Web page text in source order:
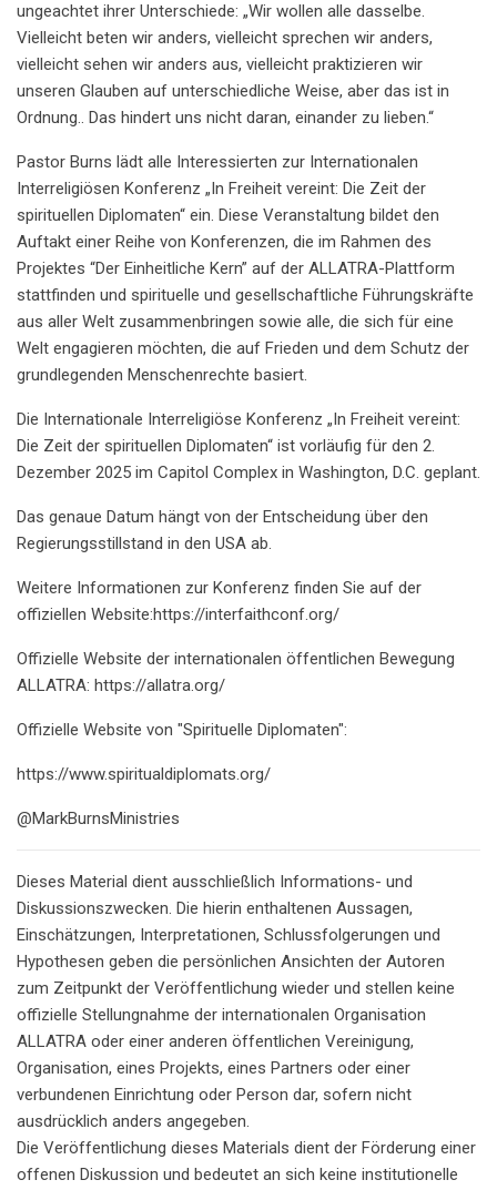
ungeachtet ihrer Unterschiede: „Wir wollen alle dasselbe.
Vielleicht beten wir anders, vielleicht sprechen wir anders,
vielleicht sehen wir anders aus, vielleicht praktizieren wir
unseren Glauben auf unterschiedliche Weise, aber das ist in
Ordnung.. Das hindert uns nicht daran, einander zu lieben.“
Pastor Burns lädt alle Interessierten zur Internationalen
Interreligiösen Konferenz „In Freiheit vereint: Die Zeit der
spirituellen Diplomaten“ ein. Diese Veranstaltung bildet den
Auftakt einer Reihe von Konferenzen, die im Rahmen des
Projektes “Der Einheitliche Kern” auf der ALLATRA-Plattform
stattfinden und spirituelle und gesellschaftliche Führungskräfte
aus aller Welt zusammenbringen sowie alle, die sich für eine
Welt engagieren möchten, die auf Frieden und dem Schutz der
grundlegenden Menschenrechte basiert.
Die Internationale Interreligiöse Konferenz „In Freiheit vereint:
Die Zeit der spirituellen Diplomaten“ ist vorläufig für den 2.
Dezember 2025 im Capitol Complex in Washington, D.C. geplant.
Das genaue Datum hängt von der Entscheidung über den
Regierungsstillstand in den USA ab.
Weitere Informationen zur Konferenz finden Sie auf der
offiziellen Website:https://interfaithconf.org/
Offizielle Website der internationalen öffentlichen Bewegung
ALLATRA: https://allatra.org/
Offizielle Website von "Spirituelle Diplomaten":
https://www.spiritualdiplomats.org/
@MarkBurnsMinistries
Dieses Material dient ausschließlich Informations- und
Diskussionszwecken. Die hierin enthaltenen Aussagen,
Einschätzungen, Interpretationen, Schlussfolgerungen und
Hypothesen geben die persönlichen Ansichten der Autoren
zum Zeitpunkt der Veröffentlichung wieder und stellen keine
offizielle Stellungnahme der internationalen Organisation
ALLATRA oder einer anderen öffentlichen Vereinigung,
Organisation, eines Projekts, eines Partners oder einer
verbundenen Einrichtung oder Person dar, sofern nicht
ausdrücklich anders angegeben.
Die Veröffentlichung dieses Materials dient der Förderung einer
offenen Diskussion und bedeutet an sich keine institutionelle